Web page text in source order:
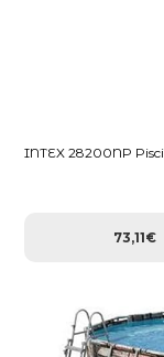
INTEX 28200NP
73,11€